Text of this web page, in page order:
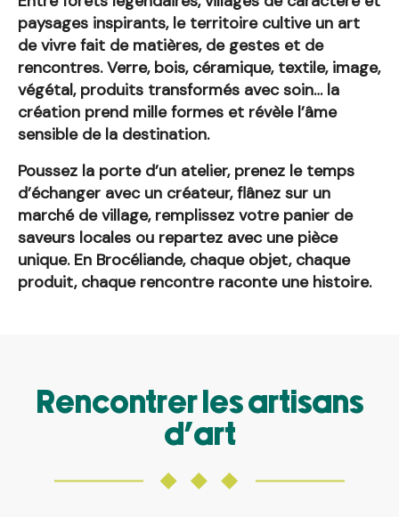
paysages inspirants, le territoire cultive un art
de vivre fait de matières, de gestes et de
rencontres. Verre, bois, céramique, textile, image,
végétal, produits transformés avec soin… la
création prend mille formes et révèle l’âme
sensible de la destination.
Poussez la porte d’un atelier, prenez le temps
d’échanger avec un créateur, flânez sur un
marché de village, remplissez votre panier de
saveurs locales ou repartez avec une pièce
unique. En Brocéliande, chaque objet, chaque
produit, chaque rencontre raconte une histoire.
Rencontrer les artisans
d’art